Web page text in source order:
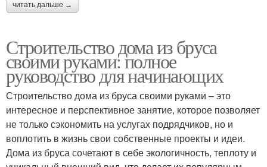
читать дальше →
Строительство дома из бруса
своими руками: полное
руководство для начинающих
Строительство дома из бруса своими руками – это
интересное и перспективное занятие, которое позволяет
не только сэкономить на услугах подрядчиков, но и
воплотить в жизнь свои собственные проекты и идеи.
Дома из бруса сочетают в себе экологичность, теплоту и